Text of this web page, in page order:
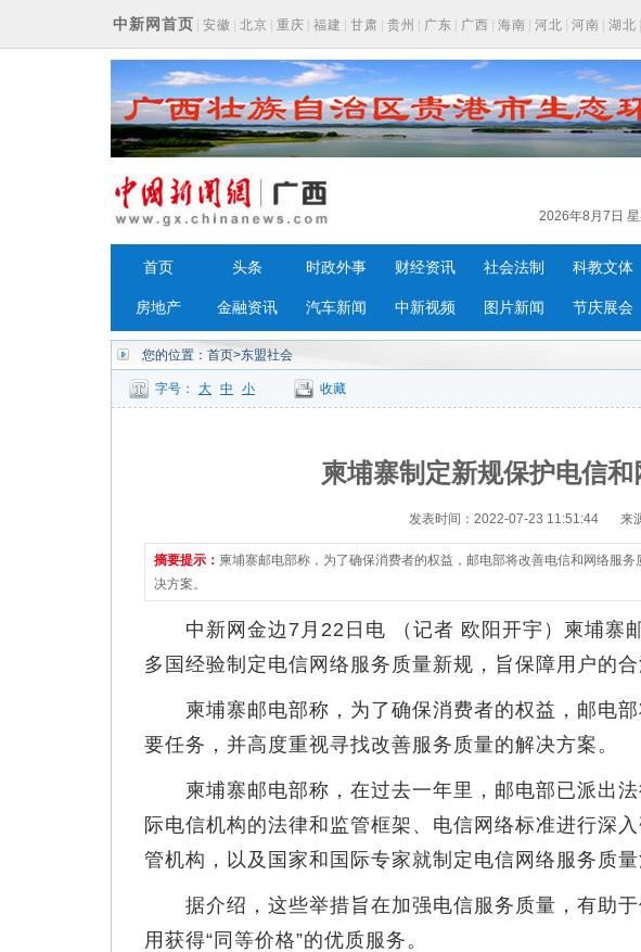
中新网首页 安徽 北京 重庆 福建 甘肃 贵州 广东 广西 海南 河北 河南 湖北
2026年8月7日
首页 头条 时政外事 财经资讯 社会法制 科教文体
房地产 金融资讯 汽车新闻 中新视频 图片新闻 节庆展会
您的位置： 首页>东盟社会
字号： 大 中 小 收藏
柬埔寨制定新规保护电信
发表时间：2022-07-23 11:51:44 来
摘要提示： 柬埔寨邮电部称，为了确保消费者的权益，邮电部将改善电信和网络服
决方案。
中新网金边7月22日电 （记者 欧阳开宇）柬埔寨
多国经验制定电信网络服务质量新规，旨保障用户的合
柬埔寨邮电部称，为了确保消费者的权益，邮电部
要任务，并高度重视寻找改善服务质量的解决方案。
柬埔寨邮电部称，在过去一年里，邮电部已派出法
际电信机构的法律和监管框架、电信网络标准进行深
管机构，以及国家和国际专家就制定电信网络服务质量
据介绍，这些举措旨在加强电信服务质量，有助于
用获得“同等价格”的优质服务。